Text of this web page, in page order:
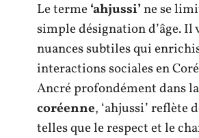
Le terme‘ahjussi’ne se
simple désignation d’âge. Il
nuances subtiles qui
interactions sociales en
Ancré profondément dans la
coréenne, ‘ahjussi’ reflète
telles que le respect et le